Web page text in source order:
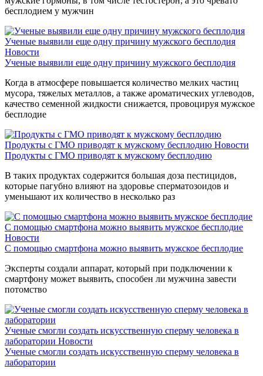
бесплодием у мужчин
Ученые выявили еще одну причину мужского бесплодия
Новости
Ученые выявили еще одну причину мужского бесплодия
Когда в атмосфере повышается количество мелких частиц
мусора, тяжелых металлов, а также ароматических углеводов,
качество семенной жидкости снижается, провоцируя мужское
бесплодие
Продукты с ГМО приводят к мужскому бесплодию Новости
Продукты с ГМО приводят к мужскому бесплодию
В таких продуктах содержится большая доза пестицидов,
которые пагубно влияют на здоровье сперматозоидов и
уменьшают их количество в несколько раз
С помощью смартфона можно выявить мужское бесплодие
Новости
С помощью смартфона можно выявить мужское бесплодие
Эксперты создали аппарат, который при подключении к
смартфону может выявить, способен ли мужчина завести
потомство
Ученые смогли создать искусственную сперму человека в
лаборатории Новости
Ученые смогли создать искусственную сперму человека в
лаборатории